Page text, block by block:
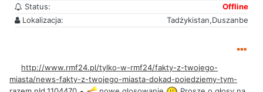
Status:
Offline
Lokalizacja:
Tadżykistan,Duszanbe
http://www.rmf24.pl/tylko-w-rmf24/fakty-z-twojego-
miasta/news-fakty-z-twojego-miasta-dokad-pojedziemy-tym-